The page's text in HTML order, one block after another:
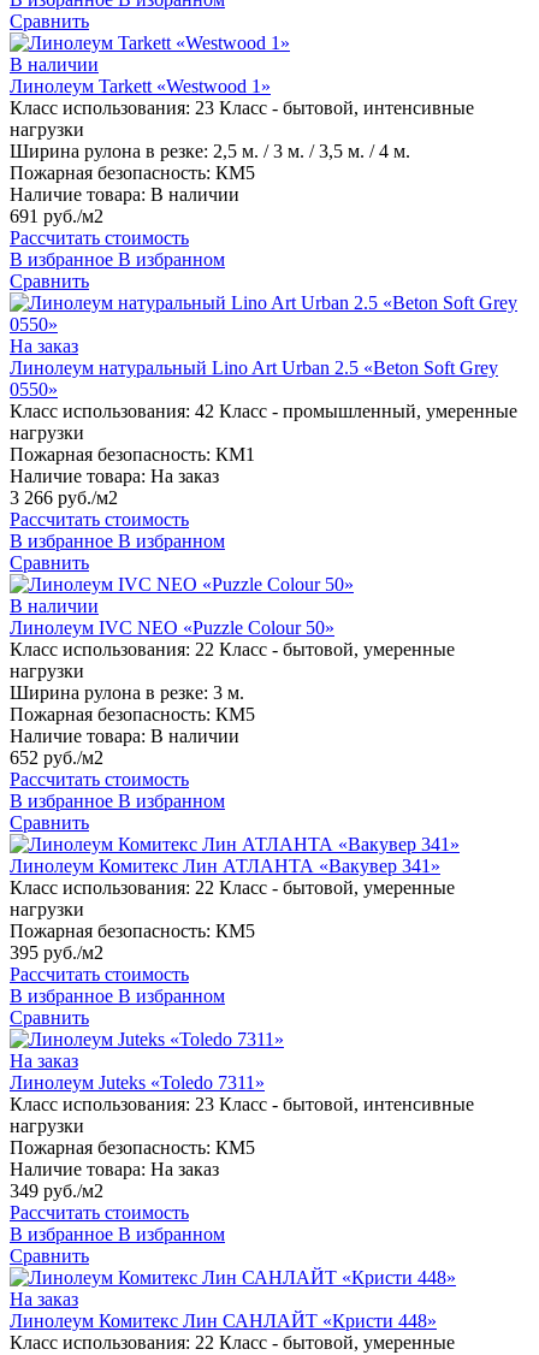
Сравнить
В наличии
Линолеум Tarkett «Westwood 1»
Класс использования: 23 Класс - бытовой, интенсивные
нагрузки
Ширина рулона в резке: 2,5 м. / 3 м. / 3,5 м. / 4 м.
Пожарная безопасность: КМ5
Наличие товара: В наличии
691 руб./м2
Рассчитать стоимость
В избранное В избранном
Сравнить
На заказ
Линолеум натуральный Lino Art Urban 2.5 «Beton Soft Grey
0550»
Класс использования: 42 Класс - промышленный, умеренные
нагрузки
Пожарная безопасность: КМ1
Наличие товара: На заказ
3 266 руб./м2
Рассчитать стоимость
В избранное В избранном
Сравнить
В наличии
Линолеум IVC NEO «Puzzle Colour 50»
Класс использования: 22 Класс - бытовой, умеренные
нагрузки
Ширина рулона в резке: 3 м.
Пожарная безопасность: КМ5
Наличие товара: В наличии
652 руб./м2
Рассчитать стоимость
В избранное В избранном
Сравнить
Линолеум Комитекс Лин АТЛАНТА «Вакувер 341»
Класс использования: 22 Класс - бытовой, умеренные
нагрузки
Пожарная безопасность: КМ5
395 руб./м2
Рассчитать стоимость
В избранное В избранном
Сравнить
На заказ
Линолеум Juteks «Toledo 7311»
Класс использования: 23 Класс - бытовой, интенсивные
нагрузки
Пожарная безопасность: КМ5
Наличие товара: На заказ
349 руб./м2
Рассчитать стоимость
В избранное В избранном
Сравнить
На заказ
Линолеум Комитекс Лин САНЛАЙТ «Кристи 448»
Класс использования: 22 Класс - бытовой, умеренные